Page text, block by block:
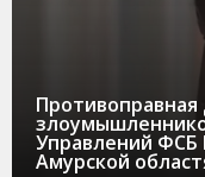
Управлений ФСБ
Амурской